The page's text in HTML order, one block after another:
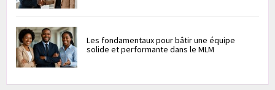
Les fondamentaux pour bâtir une équipe
solide et performante dans le MLM